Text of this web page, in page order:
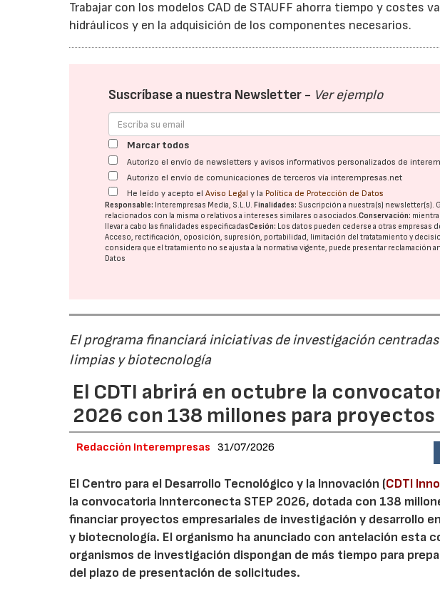
Trabajar con los modelos CAD de STAUFF ahorra tiempo y costes
hidráulicos y en la adquisición de los componentes necesarios.
Suscríbase a nuestra Newsletter - Ver ejemplo
Marcar todos
Autorizo el envío de newsletters y avisos informativos personalizados de
Autorizo el envío de comunicaciones de terceros vía interempresas.net
He leído y acepto elAviso Legal y la Política de Protección de Datos
Responsable: Interempresas Media, S.L.U. Finalidades: Suscripción a nuestra(s) newsletter(s).
relacionados con la misma o relativos a intereses similares o asociados.Conservación:
llevar a cabo las finalidades especificadasCesión: Los datos pueden cederse a otras empresas
Acceso, rectificación, oposición, supresión, portabilidad, limitación del tratatamiento y
considera que el tratamiento no se ajusta a la normativa vigente, puede presentar reclamación
Datos
El programa financiará iniciativas de investigación
limpias y biotecnología
El CDTI abrirá en octubre la
2026 con 138 millones para proyectos
Redacción Interempresas 31/07/2026
El Centro para el Desarrollo Tecnológico y la Innovación (CDTI
la convocatoria Innterconecta STEP 2026, dotada con 138
financiar proyectos empresariales de investigación y desarrollo
y biotecnología. El organismo ha anunciado con antelación esta
organismos de investigación dispongan de más tiempo para
del plazo de presentación de solicitudes.